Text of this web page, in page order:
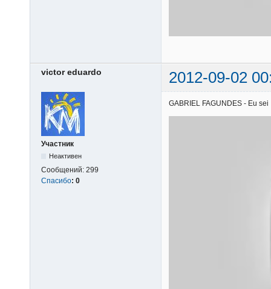
victor eduardo 2012-09-02
Участник
Неактивен
Сообщений: 299
Спасибо: 0
GABRIEL FAGUNDES - Eu